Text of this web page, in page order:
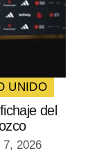
UNIDO
del
7, 2026